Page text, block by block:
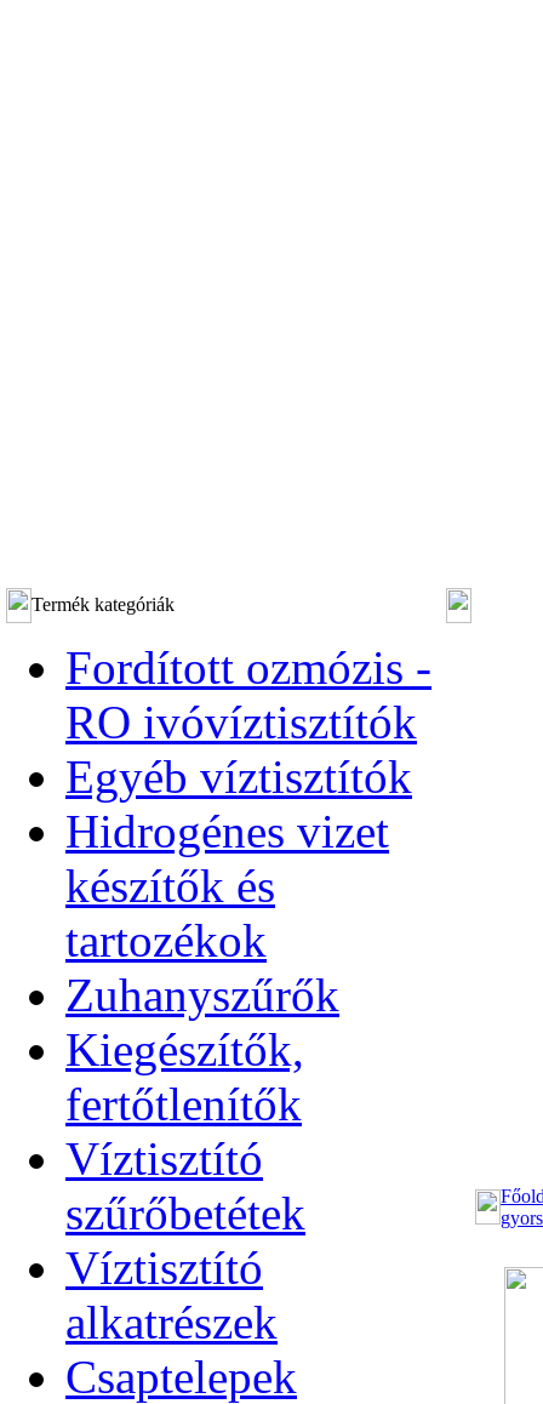
Termék kategóriák
Fordított ozmózis -
RO ivóvíztisztítók
Egyéb víztisztítók
Hidrogénes vizet
készítők és
tartozékok
Zuhanyszűrők
Kiegészítők,
fertőtlenítők
Víztisztító
szűrőbetétek
Víztisztító
alkatrészek
Csaptelepek